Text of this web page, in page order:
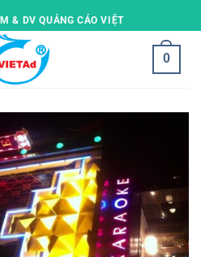
& DV QUẢNG CÁO VIỆT
0